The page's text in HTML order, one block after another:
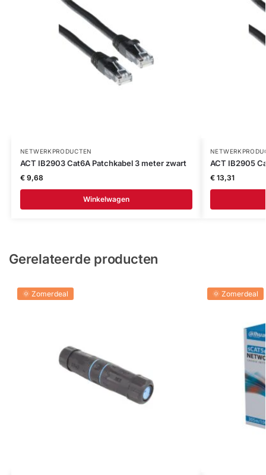
NETWERKPRODUCTEN
ACT IB2903 Cat6A Patchkabel 3 meter zwart
€9,68
Winkelwagen
ACT IB2905
€13,31
Gerelateerde producten
🌞 Zomerdeal 🌞 Zomerdeal